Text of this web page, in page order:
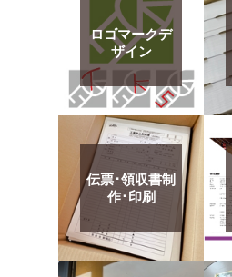
ロゴマークデ
ザイン
伝票･領収書制
作･印刷